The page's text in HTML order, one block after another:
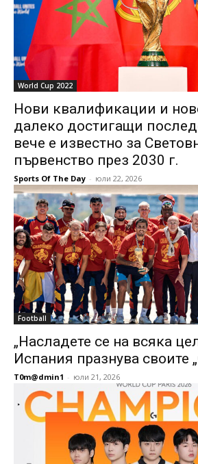
World Cup 2022
Нови квалификации и
далеко достигащи
вече е известно за
първенство през 2030 г.
Sports Of The Day - юли 22, 2026
Football
„Насладете се на всяка
Испания празнува своите
T0m@dmin1 - юли 21, 2026